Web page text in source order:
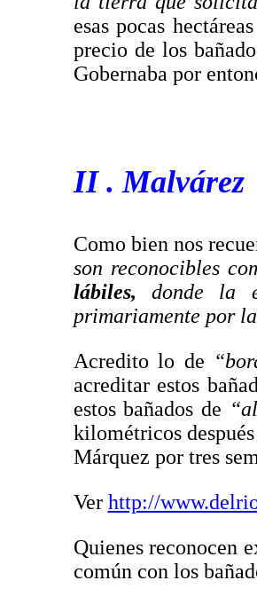
esas pocas
precio de los
Gobernaba por
II . Malvárez
Como bien nos
son reconocibles
lábiles, donde la
primariamente por
Acredito lo de
acreditar estos
estos bañados de
kilométricos
Márquez por tres
Ver http://
Quienes reconocen
común con los